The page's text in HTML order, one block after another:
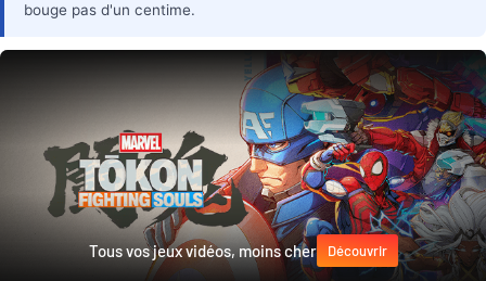
bouge pas d'un centime.
Tous vos jeux vidéos, moins cher Découvrir